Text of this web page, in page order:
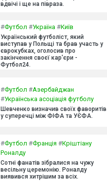
вдвічі і ще на півраза.
#Футбол #Україна #Київ
Український футболіст, який
виступав у Польщі та брав участь у
єврокубках, оголосив про
закінчення своєї кар'єри -
Футбол24.
#Футбол #Азербайджан
#Українська асоціація футболу
Шевченко визначив своїх фаворитів
у суперечці між ФІФА та УЄФА.
#Футбол #Франція #Кріштіану
Роналду
Сотні фанатів зібралися на чужу
весільну церемонію. Роналду
виявився хитрішим за всіх.